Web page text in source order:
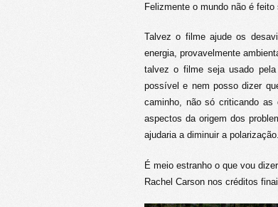
Felizmente o mundo não é
Talvez o filme ajude os
energia, provavelmente
talvez o filme seja usado
possível e nem posso dizer
caminho, não só criticando as
aspectos da origem dos
ajudaria a diminuir a polarização.
É meio estranho o que vou
Rachel Carson nos créditos